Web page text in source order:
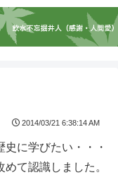
2014/03/21 6:38:14 AM
に学びたい・・・
て認識しました。